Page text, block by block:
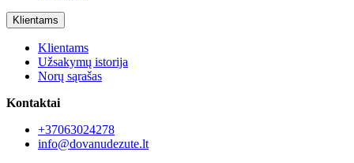
Klientams
Klientams
Užsakymų istorija
Norų sąrašas
Kontaktai
+37063024278
info@dovanudezute.lt